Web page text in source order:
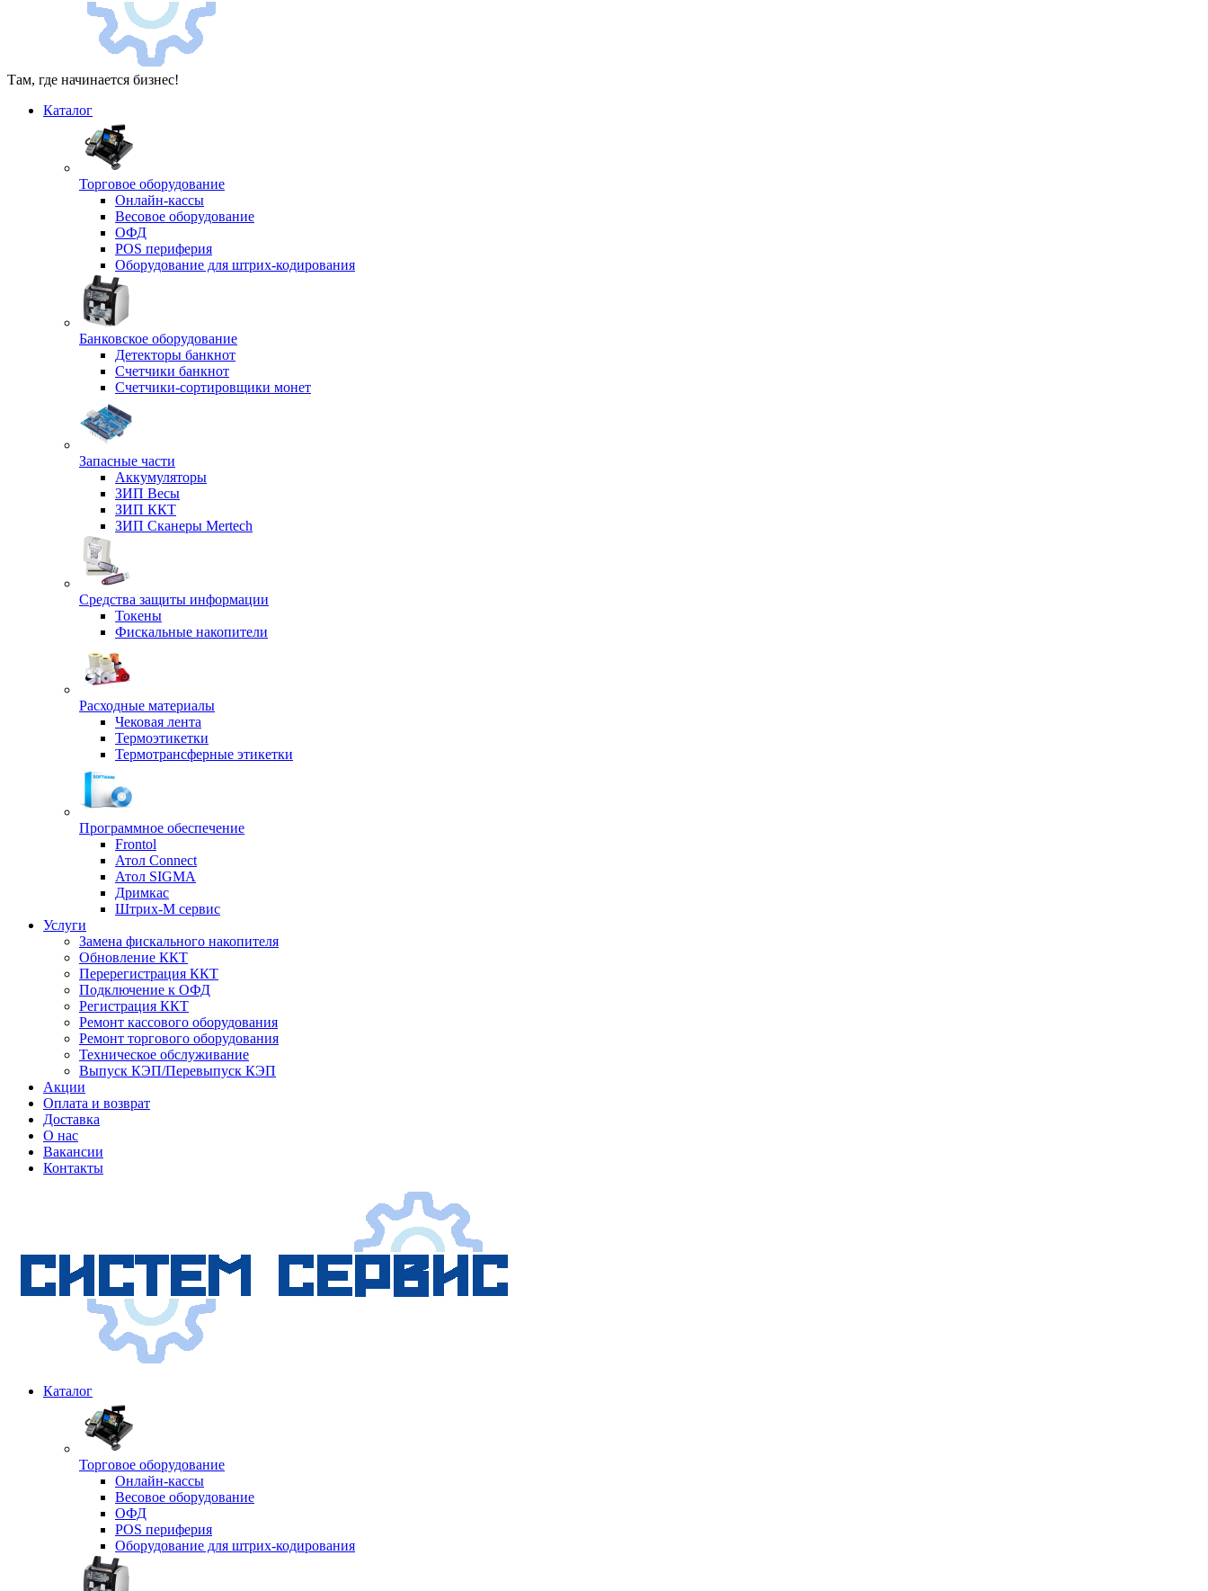
Там, где начинается бизнес!
Каталог
Торговое оборудование
Онлайн-кассы
Весовое оборудование
ОФД
POS периферия
Оборудование для штрих-кодирования
Банковское оборудование
Детекторы банкнот
Счетчики банкнот
Счетчики-сортировщики монет
Запасные части
Аккумуляторы
ЗИП Весы
ЗИП ККТ
ЗИП Сканеры Mertech
Средства защиты информации
Токены
Фискальные накопители
Расходные материалы
Чековая лента
Термоэтикетки
Термотрансферные этикетки
Программное обеспечение
Frontol
Атол Connect
Атол SIGMA
Дримкас
Штрих-М сервис
Услуги
Замена фискального накопителя
Обновление ККТ
Перерегистрация ККТ
Подключение к ОФД
Регистрация ККТ
Ремонт кассового оборудования
Ремонт торгового оборудования
Техническое обслуживание
Выпуск КЭП/Перевыпуск КЭП
Акции
Оплата и возврат
Доставка
О нас
Вакансии
Контакты
Каталог
Торговое оборудование
Онлайн-кассы
Весовое оборудование
ОФД
POS периферия
Оборудование для штрих-кодирования